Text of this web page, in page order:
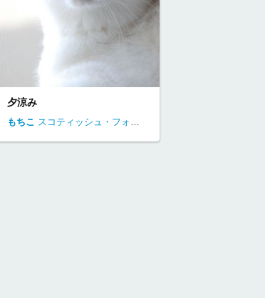
足立区
夕涼み
もちこ スコティッシュ・フォールド